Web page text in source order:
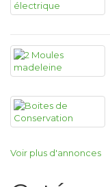
Voir plus d'annonces